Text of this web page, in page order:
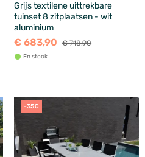
Grijs textilene uittrekbare
tuinset 8 zitplaatsen - wit
aluminium
€ 683,90 € 718,90
En stock
-35€